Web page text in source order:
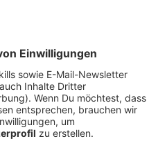
mit der
Capital Partners
realisiert. Das Konzept
Wunder, dass hinter
Partner steckt. Denn der
der Vorreiter, was den
von
Gigabit bedeutet bei